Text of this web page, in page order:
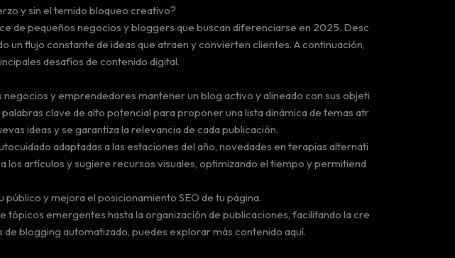
y sin el temido bloqueo creativo?
de pequeños negocios y bloggers que buscan diferenciarse en 2025. Desc
flujo constante de ideas que atraen y convierten clientes. A continuación,
desafíos de contenido digital.
y emprendedores mantener un blog activo y alineado con sus objeti
clave de alto potencial para proponer una lista dinámica de temas atr
ideas y se garantiza la relevancia de cada publicación.
adaptadas a las estaciones del año, novedades en terapias alternati
artículos y sugiere recursos visuales, optimizando el tiempo y permitiend
y mejora el posicionamiento SEO de tu página.
tópicos emergentes hasta la organización de publicaciones, facilitando la cre
blogging automatizado, puedes explorar más contenido aquí.